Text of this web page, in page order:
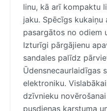
linu, kā arī kompaktu
jaku. Spēcīgs
pasargātos no odiem
Izturīgi pārgājienu
sandales palīdz
Ūdensnecaurlaidīgas
elektroniku.
dzīvnieku
pusdienas karstuma